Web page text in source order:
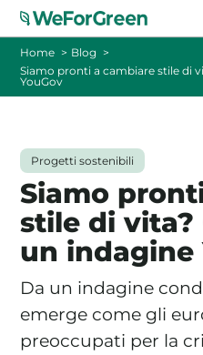
TARIFFE
FOTOVOLTAICO A
FAQ
BLOG
CONTATTI
Home
Blog
Siamo pronti a cambiare stile di
YouGov
Progetti sostenibili
Siamo
stile di vita?
un indagine
Da un indagine
emerge come gli
preoccupati per la